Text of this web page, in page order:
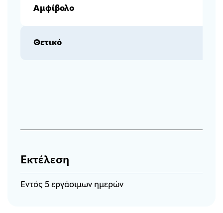
Αμφίβολο
Θετικό
Εκτέλεση
Εντός 5 εργάσιμων ημερών